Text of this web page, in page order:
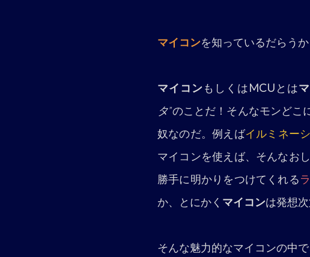
マイコンを知っているだらうか
マイコンもしくはMCU とは
タ”のことだ！そんなモンどこ
奴なのだ。例えばイルミネー
マイコンを使えば、そんなお
勝手に明かりをつけてくれる
か、とにかく マイコンは発想
そんな魅力的なマイコンの中